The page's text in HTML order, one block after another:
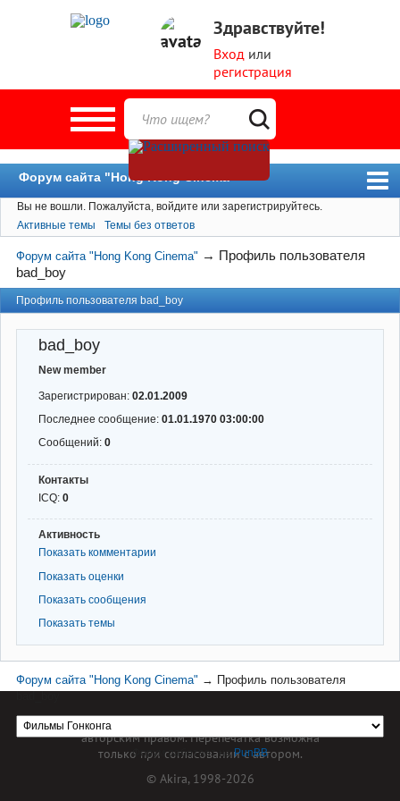
Здравствуйте!
Вход или
регистрация
Форум сайта "Hong Kong Cinema"
Форум
Новости
Пользователи
Поиск
Вы не вошли. Пожалуйста, войдите или зарегистрируйтесь.
Активные темы
Темы без ответов
Форум сайта "Hong Kong Cinema" → Профиль пользователя
bad_boy
Профиль пользователя bad_boy
bad_boy
New member
Зарегистрирован: 02.01.2009
Последнее сообщение: 01.01.1970 03:00:00
Сообщений: 0
Контакты
ICQ: 0
Активность
Показать комментарии
Показать оценки
Показать сообщения
Показать темы
Форум сайта "Hong Kong Cinema" → Профиль пользователя
Форум работает наPunBB
Материал сайта hkcinema.ru защищен
авторским правом. Перепечатка возможна
только при согласовании с автором.
© Akira, 1998-2026